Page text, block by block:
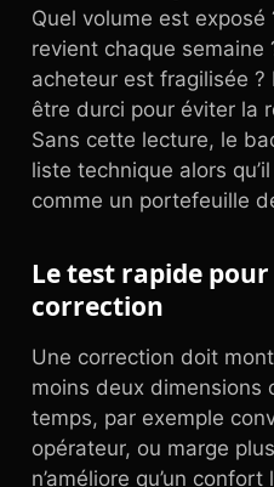
Quel volume est exposé
revient chaque semaine
acheteur est fragilisée
être durci pour éviter la
Sans cette lecture, le
liste technique alors
comme un portefeuille
Le test rapide
correction
Une correction doit
moins deux dimensions
temps, par exemple
opérateur, ou marge
n’améliore qu’un